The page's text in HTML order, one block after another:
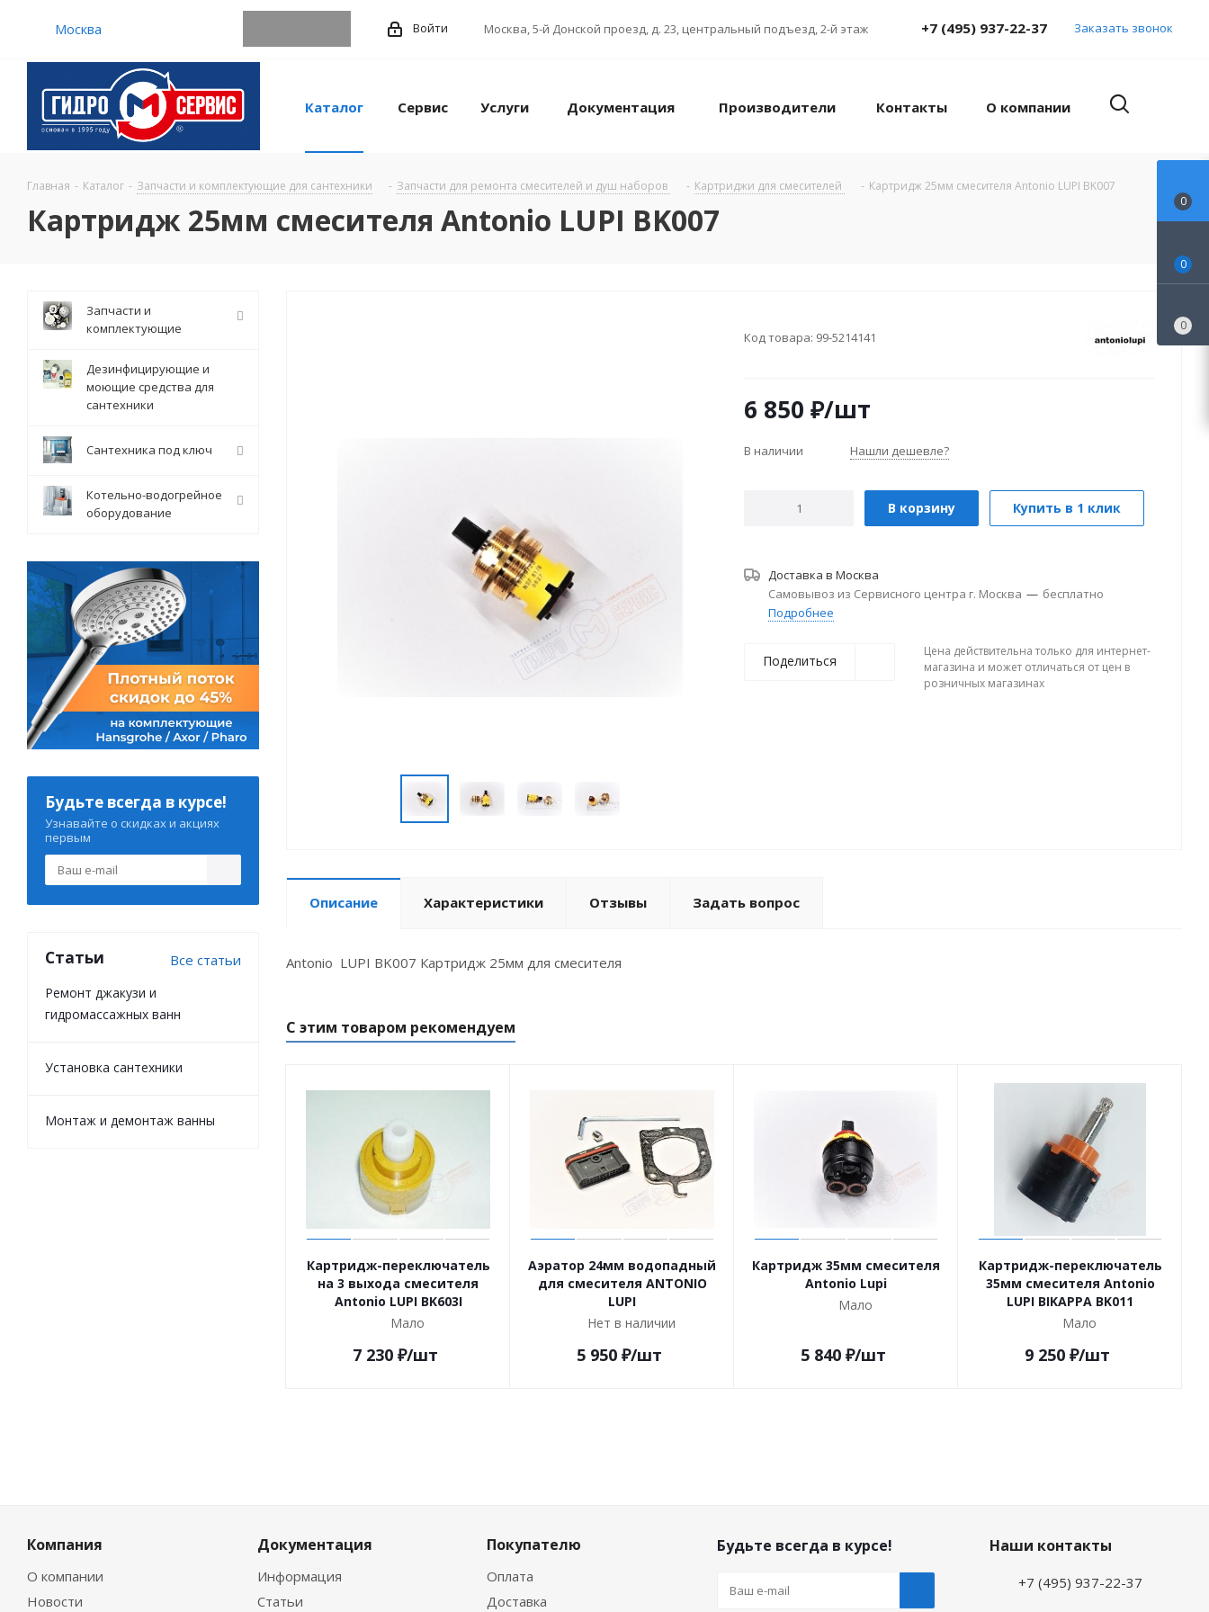
Москва Войти Москва,5-й Донской проезд, д. 23, центральный подъезд, 2-й этаж +7 (495) 937-22-37 Заказать звонок
Каталог Сервис Услуги Документация Производители Контакты О компании
Главная - Каталог - Запчасти и комплектующие для сантехники - Запчасти для ремонта смесителей и душ наборов - Картриджи для смесителей - Картридж 25мм смесителя Antonio LUPI BK007
Картридж 25мм смесителя Antonio LUPI BK007
Код товара: 99-5214141
6 850 ₽/шт
В наличии Нашли дешевле?
В корзину Купить в 1 клик
Доставка в Москва
Самовывоз из Сервисного центра г. Москва — бесплатно
Подробнее
Поделиться
Цена действительна только для интернет-
магазина и может отличаться от цен в
розничных магазинах
Описание Характеристики Отзывы Задать вопрос
Antonio LUPI BK007 Картридж 25мм для смесителя
С этим товаром рекомендуем
Картридж-переключатель
на 3 выхода смесителя
Antonio LUPI BK603I
Мало
7 230₽/шт
Аэратор 24мм водопадный
для смесителя ANTONIO
LUPI
Нет в наличии
5 950₽/шт
Картридж 35мм смесителя
Antonio Lupi
Мало
5 840₽/шт
Картридж-переключатель
35мм смесителя Antonio
LUPI BIKAPPA BK011
Мало
9 250₽/шт
Запчасти и
комплектующие
Дезинфицирующие и
моющие средства для
сантехники
Сантехника под ключ
Котельно-водогрейное
оборудование
Будьте всегда в курсе!
Узнавайте о скидках и акциях
первым
Статьи Все статьи
Ремонт джакузи и
гидромассажных ванн
Установка сантехники
Монтаж и демонтаж ванны
Компания
О компании
Новости
Документация
Информация
Статьи
Покупателю
Оплата
Доставка
Будьте всегда в курсе! Наши контакты
+7 (495) 937-22-37
0
0
0